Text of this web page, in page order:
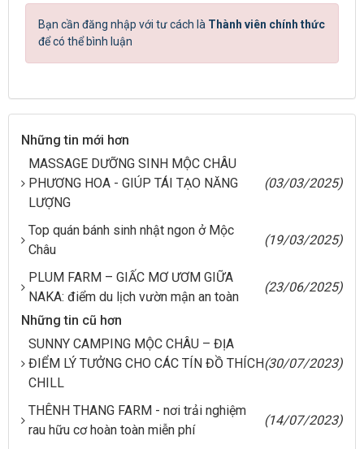
Bạn cần đăng nhập với tư cách là Thành viên chính thức
để có thể bình luận
Những tin mới hơn
MASSAGE DƯỠNG SINH MỘC CHÂU
PHƯƠNG HOA - GIÚP TÁI TẠO NĂNG
LƯỢNG
(03/03/2025)
Top quán bánh sinh nhật ngon ở Mộc
Châu
(19/03/2025)
PLUM FARM – GIẤC MƠ ƯƠM GIỮA
NAKA: điểm du lịch vườn mận an toàn
(23/06/2025)
Những tin cũ hơn
SUNNY CAMPING MỘC CHÂU – ĐỊA
ĐIỂM LÝ TƯỞNG CHO CÁC TÍN ĐỒ THÍCH
CHILL
(30/07/2023)
THÊNH THANG FARM - nơi trải nghiệm
rau hữu cơ hoàn toàn miễn phí
(14/07/2023)